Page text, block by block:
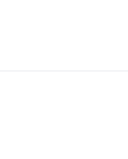
para o consumidor.